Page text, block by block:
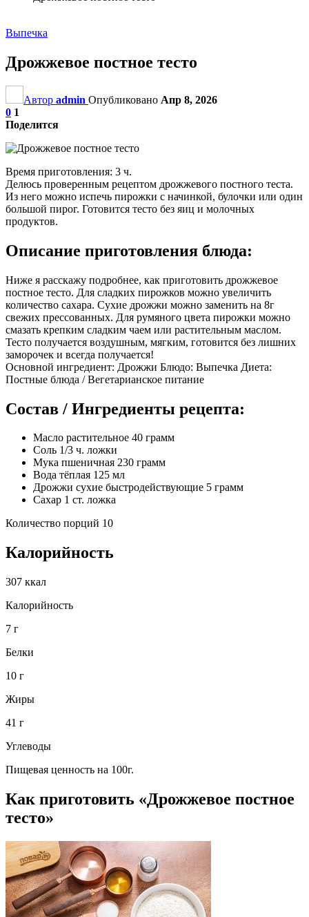
Выпечка
Дрожжевое постное тесто
Автор admin Опубликовано Апр 8, 2026
0 1
Поделится
Время приготовления: 3 ч.
Делюсь проверенным рецептом дрожжевого постного теста.
Из него можно испечь пирожки с начинкой, булочки или один
большой пирог. Готовится тесто без яиц и молочных
продуктов.
Описание приготовления блюда:
Ниже я расскажу подробнее, как приготовить дрожжевое
постное тесто. Для сладких пирожков можно увеличить
количество сахара. Сухие дрожжи можно заменить на 8г
свежих прессованных. Для румяного цвета пирожки можно
смазать крепким сладким чаем или растительным маслом.
Тесто получается воздушным, мягким, готовится без лишних
заморочек и всегда получается!
Основной ингредиент: Дрожжи Блюдо: Выпечка Диета:
Постные блюда / Вегетарианское питание
Состав / Ингредиенты рецепта:
Масло растительное 40 грамм
Соль 1/3 ч. ложки
Мука пшеничная 230 грамм
Вода тёплая 125 мл
Дрожжи сухие быстродействующие 5 грамм
Сахар 1 ст. ложка
Количество порций 10
Калорийность
307 ккал
Калорийность
7 г
Белки
10 г
Жиры
41 г
Углеводы
Пищевая ценность на 100г.
Как приготовить «Дрожжевое постное
тесто»